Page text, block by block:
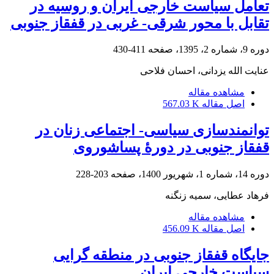
تعامل سیاست خارجی ایران و روسیه در
تقابل با محور شرقی- غربی در قفقاز جنوبی
دوره 9، شماره 2، 1395، صفحه 411-430
عنایت الله یزدانی، احسان فلاحی
مشاهده مقاله
اصل مقاله 567.03 K
توانمندسازی سیاسی- اجتماعی زنان در
قفقاز جنوبی در دورۀ پساشوروی
دوره 14، شماره 1، شهریور 1400، صفحه 203-228
فرهاد عطایی، سمیه زنگنه
مشاهده مقاله
اصل مقاله 456.09 K
جایگاه قفقاز جنوبی در منطقه گرایی